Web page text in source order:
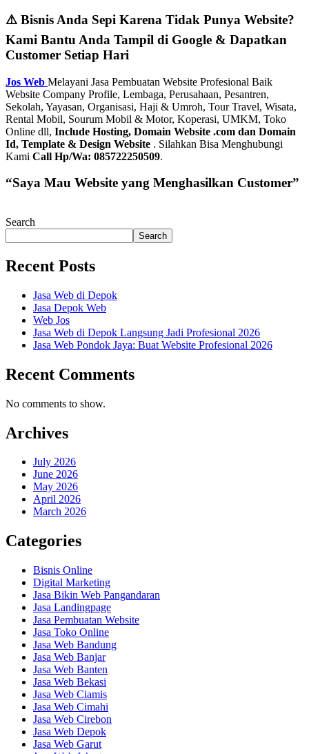
⚠️ Bisnis Anda Sepi Karena Tidak Punya Website?
Kami Bantu Anda Tampil di Google & Dapatkan
Customer Setiap Hari
Jos Web Melayani Jasa Pembuatan Website Profesional Baik
Website Company Profile, Lembaga, Perusahaan, Pesantren,
Sekolah, Yayasan, Organisasi, Haji & Umroh, Tour Travel, Wisata,
Rental Mobil, Sourum Mobil & Motor, Koperasi, UMKM, Toko
Online dll, Include Hosting, Domain Website .com dan Domain
Id, Template & Design Website . Silahkan Bisa Menghubungi
Kami Call Hp/Wa: 085722250509.
“Saya Mau Website yang Menghasilkan Customer”
Search
Search
Recent Posts
Jasa Web di Depok
Jasa Depok Web
Web Jos
Jasa Web di Depok Langsung Jadi Profesional 2026
Jasa Web Pondok Jaya: Buat Website Profesional 2026
Recent Comments
No comments to show.
Archives
July 2026
June 2026
May 2026
April 2026
March 2026
Categories
Bisnis Online
Digital Marketing
Jasa Bikin Web Pangandaran
Jasa Landingpage
Jasa Pembuatan Website
Jasa Toko Online
Jasa Web Bandung
Jasa Web Banjar
Jasa Web Banten
Jasa Web Bekasi
Jasa Web Ciamis
Jasa Web Cimahi
Jasa Web Cirebon
Jasa Web Depok
Jasa Web Garut